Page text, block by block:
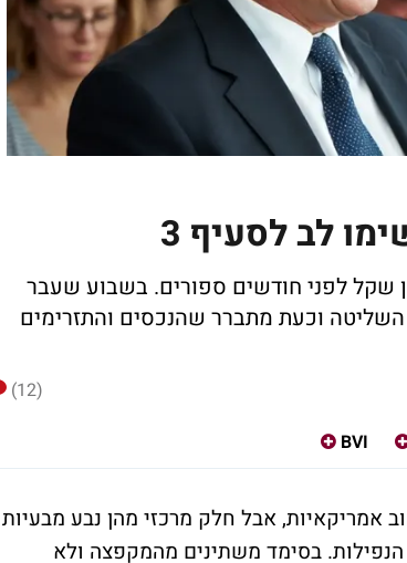
לב לסעיף 3
האמריקאית גייסה בישראל כ-610 מיליון שקל לפני חודשים ספורים. בשבוע שעבר
בעלי השליטה וכעת מתברר שהנכסים והתזרימים
(12)
BVI
אמריקאיות, אבל חלק מרכזי מהן נבע מבעיות
בסימד משתינים מהמקפצה ולא